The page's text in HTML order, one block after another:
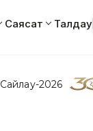
Саясат Талдау
Сайлау-2026